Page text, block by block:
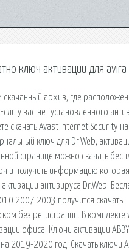
ключ активации для avira
скачанный архив, где
у вас нет установленного
скачать Avast Internet Security
ключ для Dr.Web,
странице можно скачать
и получить информацию которая
антивируса Dr.Web.
2007 2003 получится скачать
без регистрации. В комплекте
офиса. Ключи активации
2019-2020 год. Скачать ключи